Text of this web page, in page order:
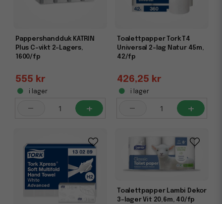
Pappershandduk KATRIN
Plus C-vikt 2-Lagers,
1600/fp
555 kr
i lager
- +
Toalettpapper Tork T4
Universal 2-lag Natur 45m,
42/fp
426,25 kr
i lager
- +
Toalettpapper Lambi Dekor
3-lager Vit 20,6m, 40/fp